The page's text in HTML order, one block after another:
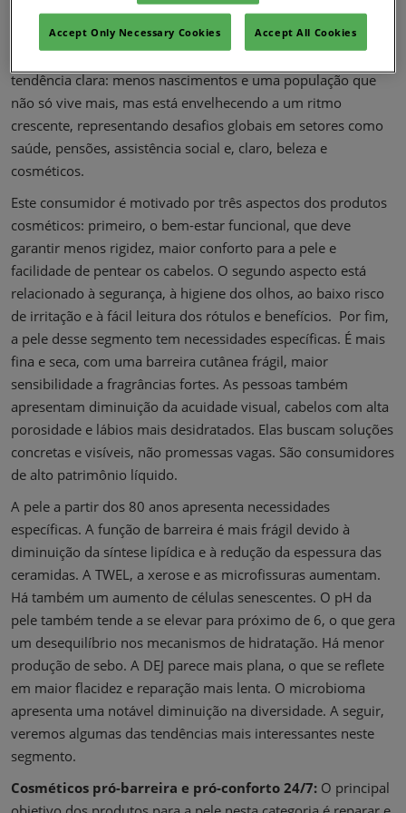
um número abaixo do nível de reposição populacional e
refletindo uma tendência sustentada para menos
nascimentos. Essas mudanças demográficas refletem uma
tendência clara: menos nascimentos e uma população que
não só vive mais, mas está envelhecendo a um ritmo
crescente, representando desafios globais em setores como
saúde, pensões, assistência social e, claro, beleza e
cosméticos.
Este consumidor é motivado por três aspectos dos produtos
cosméticos: primeiro, o bem-estar funcional, que deve
garantir menos rigidez, maior conforto para a pele e
facilidade de pentear os cabelos. O segundo aspecto está
relacionado à segurança, à higiene dos olhos, ao baixo risco
de irritação e à fácil leitura dos rótulos e benefícios. Por fim,
a pele desse segmento tem necessidades específicas. É mais
fina e seca, com uma barreira cutânea frágil, maior
sensibilidade a fragrâncias fortes. As pessoas também
apresentam diminuição da acuidade visual, cabelos com alta
porosidade e lábios mais desidratados. Elas buscam soluções
concretas e visíveis, não promessas vagas. São consumidores
de alto patrimônio líquido.
A pele a partir dos 80 anos apresenta necessidades
específicas. A função de barreira é mais frágil devido à
diminuição da síntese lipídica e à redução da espessura das
ceramidas. A TWEL, a xerose e as microfissuras aumentam.
Há também um aumento de células senescentes. O pH da
pele também tende a se elevar para próximo de 6, o que gera
um desequilíbrio nos mecanismos de hidratação. Há menor
produção de sebo. A DEJ parece mais plana, o que se reflete
em maior flacidez e reparação mais lenta. O microbioma
apresenta uma notável diminuição na diversidade. A seguir,
veremos algumas das tendências mais interessantes neste
segmento.
Cosméticos pró-barreira e pró-conforto 24/7: O principal
Accept Only Necessary Cookies Accept All Cookies